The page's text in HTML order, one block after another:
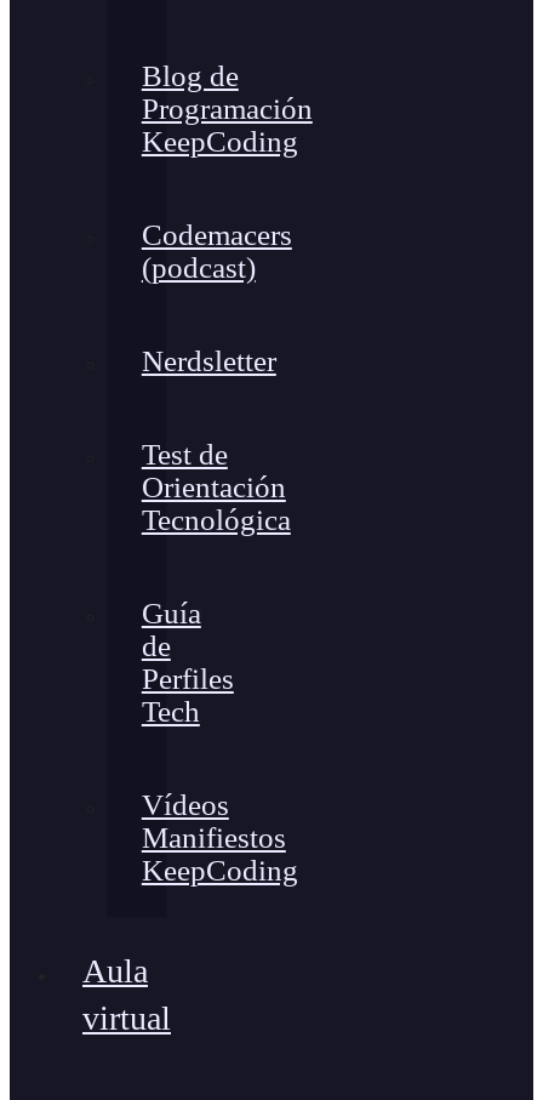
Blog de
Programación
KeepCoding
Codemacers
(podcast)
Nerdsletter
Test de
Orientación
Tecnológica
Guía
de
Perfiles
Tech
Vídeos
Manifiestos
KeepCoding
Aula
virtual